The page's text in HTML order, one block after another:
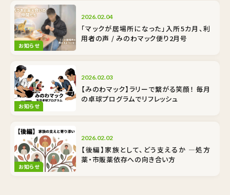
お知らせ
2026.02.04
「マックが居場所になった」入所5カ月、利
用者の声 / みのわマック便り2月号
お知らせ
2026.02.03
【みのわマック】ラリーで繋がる笑顔！ 毎月
の卓球プログラムでリフレッシュ
お知らせ
2026.02.02
【後編】家族として、どう支えるか ―処方
薬・市販薬依存への向き合い方